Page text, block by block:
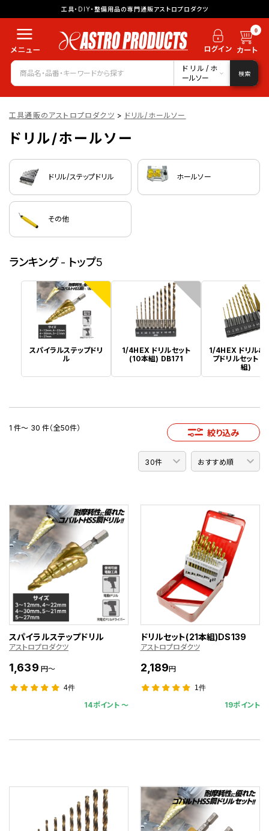
工具・DIY・整備用品の専門通販アストロプロダクツ
0
ドリル/ホ
ールソー
検索
工具通販のアストロプロダクツ > ドリル/ホールソー
ドリル/ホールソー
ドリル/ステップドリル ホールソー
その他
ランキング - トップ5
1
スパイラルステップドリ
ル
2
1/4HEX ドリルセット
(10本組) DB171
1/4HEX ドリル&
プドリルセット
組)
1 件～ 30 件（全50件） 絞り込み
スパイラルステップドリル
アストロプロダクツ
1,639 円～
4件
14ポイント 〜
ドリルセット(21本組)DS139
アストロプロダクツ
2,189円
1件
19ポイント